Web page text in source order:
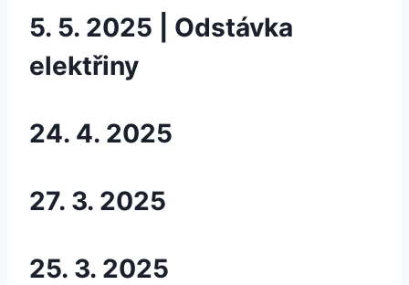
5. 5. 2025 | Odstávka
elektřiny
24. 4. 2025
27. 3. 2025
25. 3. 2025